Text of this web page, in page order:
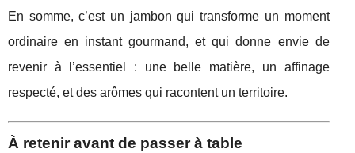
En somme, c’est un jambon qui transforme un moment
ordinaire en instant gourmand, et qui donne envie de
revenir à l’essentiel : une belle matière, un affinage
respecté, et des arômes qui racontent un territoire.
À retenir avant de passer à table